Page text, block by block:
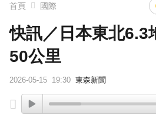
首頁 國際
快訊／日本東北6.3
50公里
2026-05-15 19:30 東森新聞